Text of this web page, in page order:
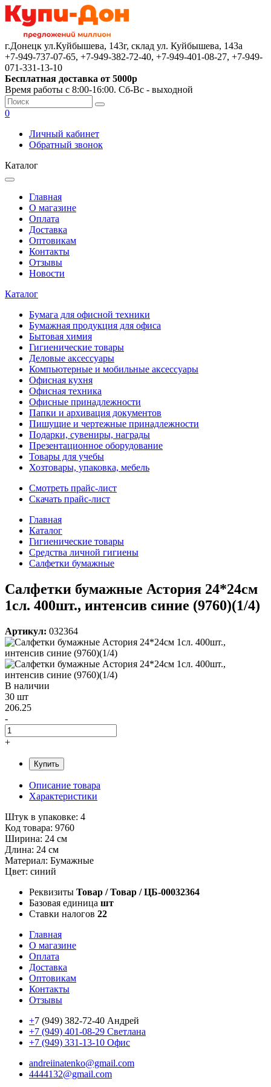
г.Донецк ул.Куйбышева, 143г, склад ул. Куйбышева, 143а
+7-949-737-07-65, +7-949-382-72-40, +7-949-401-08-27, +7-949-
071-331-13-10
Бесплатная доставка от 5000р
Время работы с 8:00-16:00. Сб-Вс - выходной
0
Личный кабинет
Обратный звонок
Каталог
Главная
О магазине
Оплата
Доставка
Оптовикам
Контакты
Отзывы
Новости
Каталог
Бумага для офисной техники
Бумажная продукция для офиса
Бытовая химия
Гигиенические товары
Деловые аксессуары
Компьютерные и мобильные аксессуары
Офисная кухня
Офисная техника
Офисные принадлежности
Папки и архивация документов
Пишущие и чертежные принадлежности
Подарки, сувениры, награды
Презентационное оборудование
Товары для учебы
Хозтовары, упаковка, мебель
Смотреть прайс-лист
Скачать прайс-лист
Главная
Каталог
Гигиенические товары
Средства личной гигиены
Салфетки бумажные
Салфетки бумажные Астория 24*24см
1сл. 400шт., интенсив синие (9760)(1/4)
Артикул: 032364
В наличии
30 шт
206.25
-
+
Купить
Описание товара
Характеристики
Штук в упаковке: 4
Код товара: 9760
Ширина: 24 см
Длина: 24 см
Материал: Бумажные
Цвет: синий
Реквизиты Товар / Товар / ЦБ-00032364
Базовая единица шт
Ставки налогов 22
Главная
О магазине
Оплата
Доставка
Оптовикам
Контакты
Отзывы
+7 (949) 382-72-40 Андрей
+7 (949) 401-08-29 Светлана
+7 (949) 331-13-10 Офис
andreiinatenko@gmail.com
4444132@gmail.com